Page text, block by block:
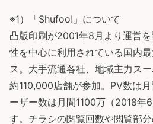
※1）「Shufoo!」について
凸版印刷が2001年8月より運営
性を中心に利用されている国内
ス。大手流通各社、地域主力ス
約110,000店舗が参加。PV数は
ーザー数は月間1100万（2018年
す。チラシの閲覧回数や閲覧部